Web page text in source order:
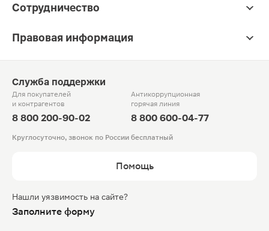
Сотрудничество
Правовая информация
Служба поддержки
Для покупателей
и контрагентов
8 800 200-90-02
Антикоррупционная
горячая линия
8 800 600-04-77
Круглосуточно, звонок по России бесплатный
Помощь
Нашли уязвимость на сайте?
Заполните форму